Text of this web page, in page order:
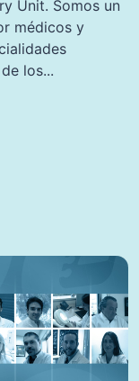
Unit. Somos un
médicos y
los...